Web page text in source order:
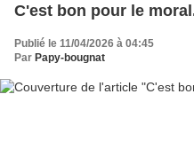
C'est bon pour le
Publié le 11/04/2026 à 04:45
Par Papy-bougnat